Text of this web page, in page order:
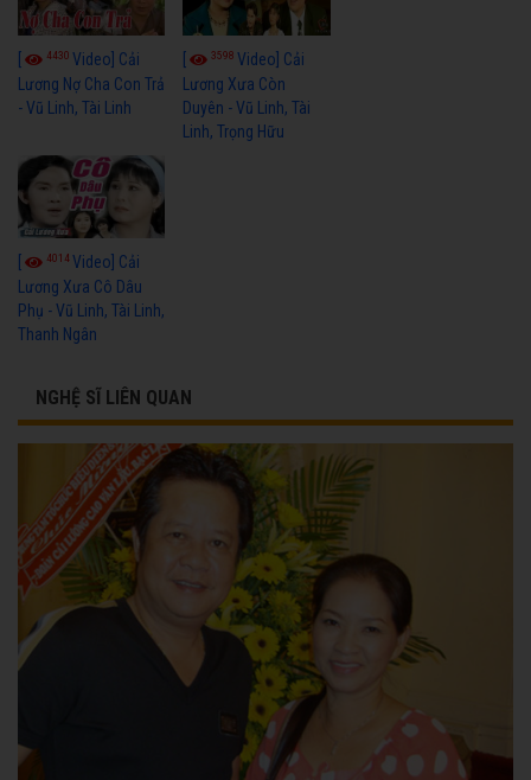
4430 Video] Cải
Lương Nợ Cha Con Trả
- Vũ Linh, Tài Linh
3598Video] Cải
Lương Xưa Còn
Duyên - Vũ Linh, Tài
Linh, Trọng Hữu
4014Video] Cải
Lương Xưa Cô Dâu
Phụ - Vũ Linh, Tài Linh,
Thanh Ngân
NGHỆ SĨ LIÊN QUAN